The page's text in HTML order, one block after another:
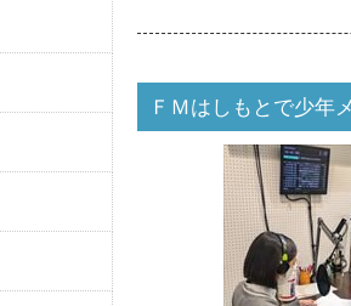
ＦＭはしもとで少年